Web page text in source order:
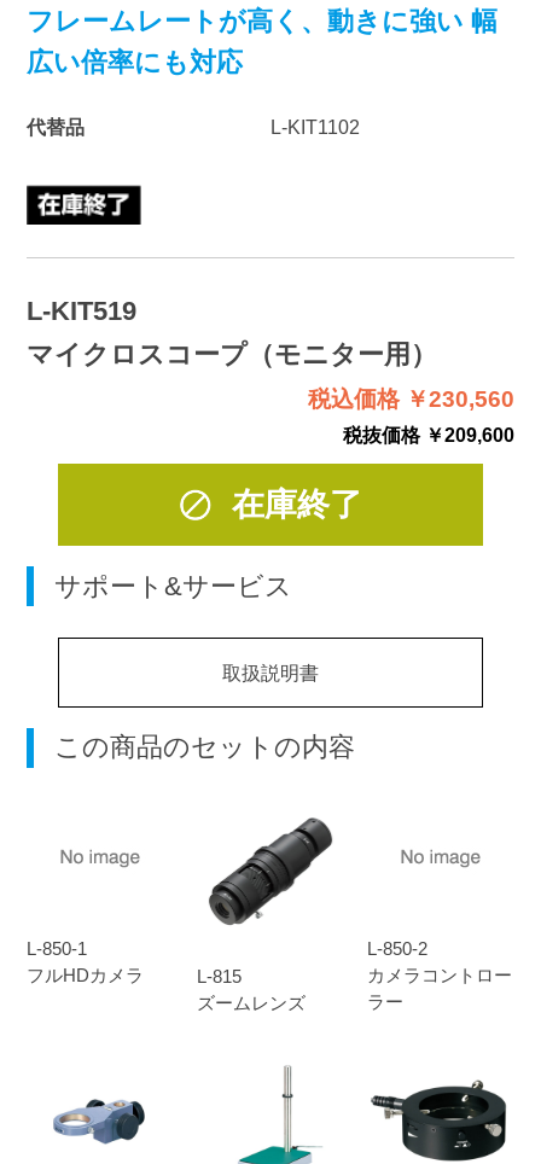
フレームレートが高く、動きに強い 幅
広い倍率にも対応
代替品 L-KIT1102
L-KIT519
マイクロスコープ（モニター用）
税込価格 ￥230,560
税抜価格 ￥209,600
在庫終了
サポート&サービス
取扱説明書
この商品のセットの内容
L-850-1
フルHDカメラ
L-815
ズームレンズ
L-850-2
カメラコントロー
ラー